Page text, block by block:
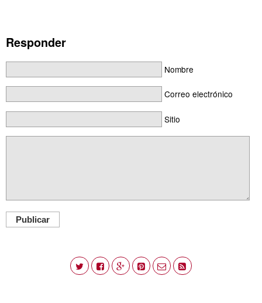
Responder
Nombre
Correo electrónico
Sitio
Publicar